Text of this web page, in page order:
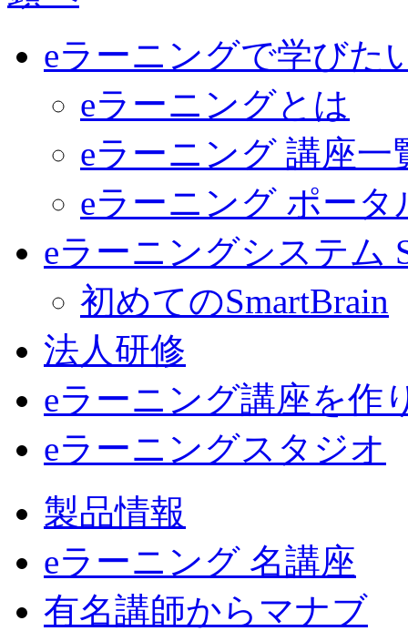
eラーニングで学びた
eラーニングとは
eラーニング 講座一
eラーニング ポータ
eラーニングシステム
初めてのSmartBrain
法人研修
eラーニング講座を作
eラーニングスタジオ
製品情報
eラーニング 名講座
有名講師からマナブ